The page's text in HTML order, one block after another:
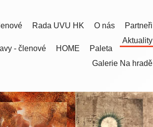
Partneři
O nás
Rada UVU HK
Aktuality
Paleta
HOME
- členové
Galerie Na hradě